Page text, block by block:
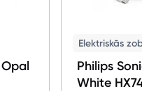
Elektriskās
Philips
White